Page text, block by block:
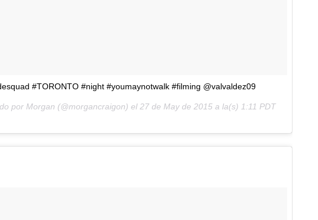
#TORONTO #night #youmaynotwalk #filming @valvaldez09
por Morgan (@morgancraigon) el 27 de May de 2015 a la(s) 1:11 PDT